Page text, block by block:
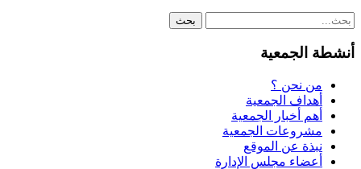
أنشطة الجمعية
من نحن ؟
أهداف الجمعية
أهم أخبار الجمعية
مشروعات الجمعية
نبذة عن الموقع
أعضاء مجلس الإدارة